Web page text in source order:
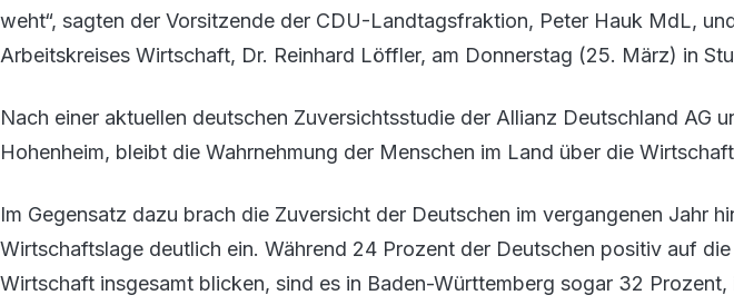
weht“, sagten der Vorsitzende der CDU-Landtagsfraktion, Peter Hauk MdL,
Arbeitskreises Wirtschaft, Dr. Reinhard Löffler, am Donnerstag (25. März) in
Nach einer aktuellen deutschen Zuversichtsstudie der Allianz Deutschland AG
Hohenheim, bleibt die Wahrnehmung der Menschen im Land über die
Im Gegensatz dazu brach die Zuversicht der Deutschen im vergangenen Jahr
Wirtschaftslage deutlich ein. Während 24 Prozent der Deutschen positiv auf
Wirtschaft insgesamt blicken, sind es in Baden-Württemberg sogar 32